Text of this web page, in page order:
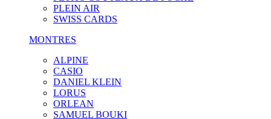
PLEIN AIR
SWISS CARDS
MONTRES
ALPINE
CASIO
DANIEL KLEIN
LORUS
ORLEAN
SAMUEL BOUKI